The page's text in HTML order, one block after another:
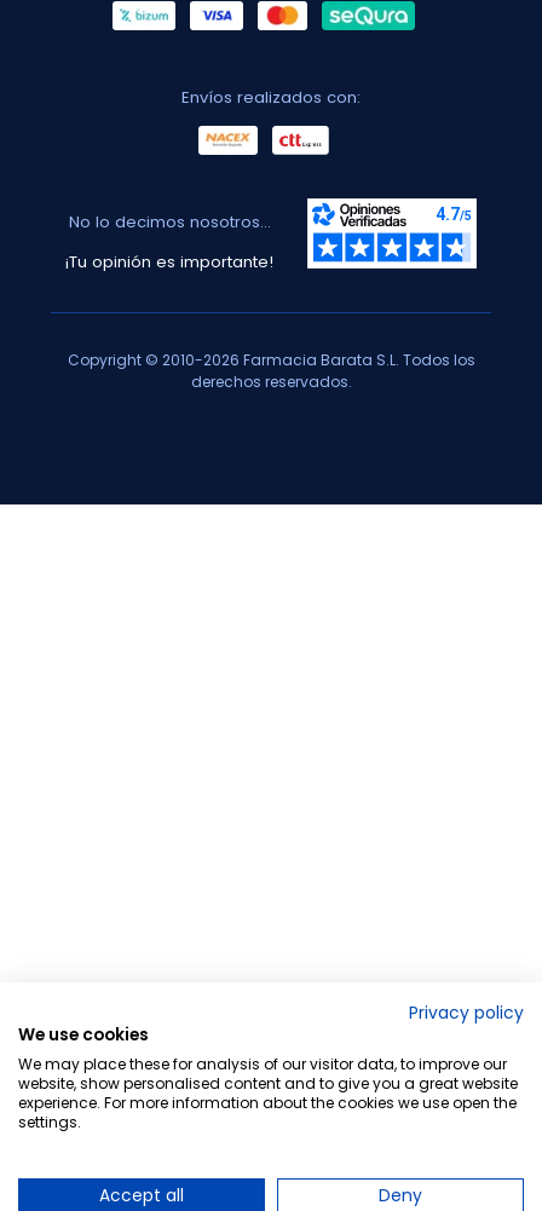
Envíos realizados con:
No lo decimos nosotros...
¡Tu opinión es importante!
Copyright © 2010-2026 Farmacia Barata S.L. Todos los
derechos reservados.
Privacy policy
We use cookies
We may place these for analysis of our visitor data, to improve our
website, show personalised content and to give you a great website
experience. For more information about the cookies we use open the
settings.
Accept all Deny